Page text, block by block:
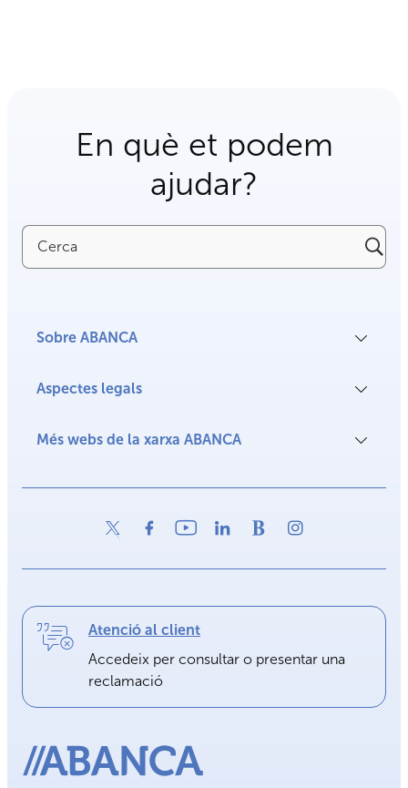
En què et podem
ajudar?
Cerca
Sobre ABANCA
Aspectes legals
Més webs de la xarxa ABANCA
Atenció al client
Accedeix per consultar o presentar una
reclamació